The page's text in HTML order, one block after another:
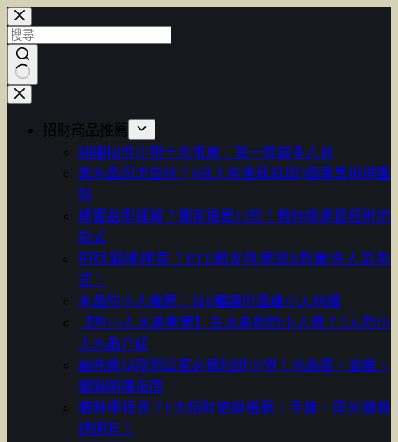
跳
至
主
要
內
找
招財商品推薦
開運招財小物十大推薦：第一款最多人買
紫水晶洞怎麼挑？6款人氣推薦款與5個專業挑選重
點
聚寶盆哪裡買？獨家推薦10款！教你挑選最旺財的
款式
招財貓哪裡買？PTT網友推薦這8款最夯人氣款
式！
水晶防小人推薦：這6種讓你遠離小人糾纏
【防小人水晶推薦】白水晶能防小人嗎？5大防小
人水晶介紹
最熱賣18款辦公室必備招財小物！水晶樹、金雞、
貔貅開運指南
貔貅哪裡買？8大招財貔貅推薦，手鍊、開光貔貅
通通有！